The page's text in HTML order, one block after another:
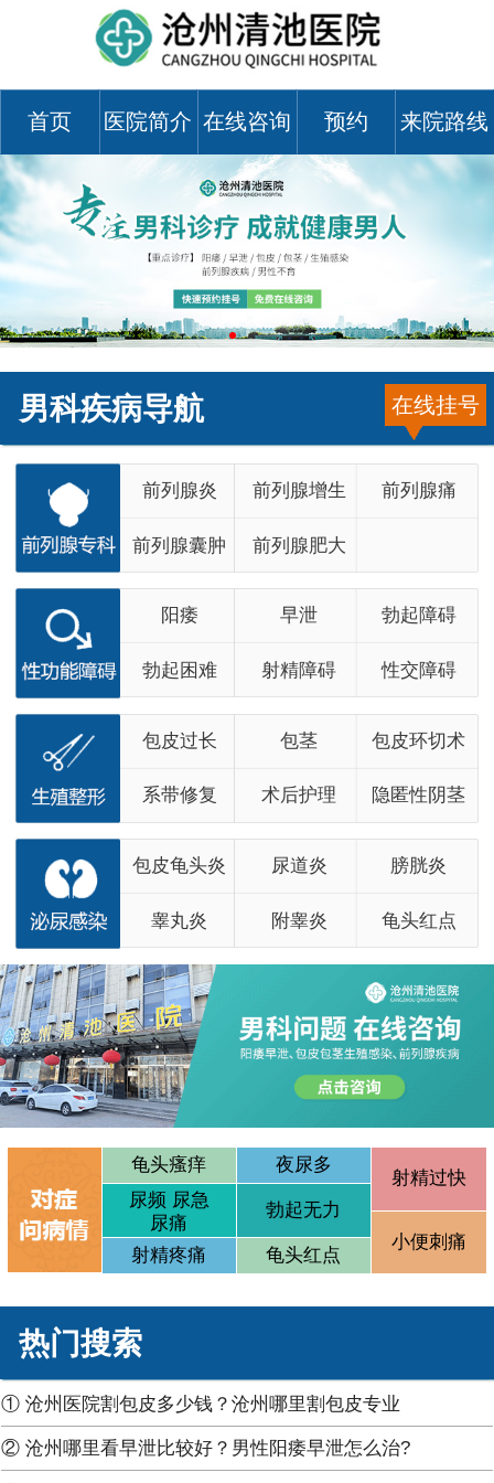
首页 医院简介 在线咨询 预约 来院路线
在线挂号
男科疾病导航
前列腺炎 前列腺增生 前列腺痛
前列腺囊肿 前列腺肥大
阳痿 早泄 勃起障碍
勃起困难 射精障碍 性交障碍
包皮过长 包茎 包皮环切术
系带修复 术后护理 隐匿性阴茎
包皮龟头炎 尿道炎 膀胱炎
睾丸炎 附睾炎 龟头红点
龟头瘙痒
夜尿多
尿频 尿急
尿痛
勃起无力
射精疼痛 龟头红点
射精过快
小便刺痛
热门搜索
① 沧州医院割包皮多少钱？沧州哪里割包皮专业
② 沧州哪里看早泄比较好？男性阳痿早泄怎么治?